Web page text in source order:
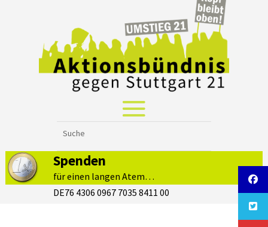
Spenden
für einen langen Atem…
DE76 4306 0967 7035 8411 00